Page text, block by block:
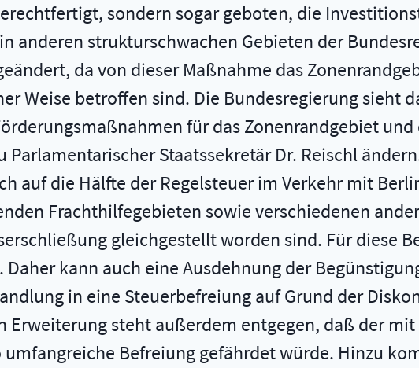
sondern sogar geboten, die
anderen strukturschwachen Gebieten der
da von dieser Maßnahme das
Weise betroffen sind. Die Bundesregierung sieht
für das Zonenrandgebiet
Staatssekretär Dr. Reischl
auf die Hälfte der Regelsteuer im Verkehr mit
Frachthilfegebieten sowie verschiedenen
gleichgestellt worden sind. Für diese
kann auch eine Ausdehnung der
in eine Steuerbefreiung auf Grund der
Erweiterung steht außerdem entgegen, daß der
Befreiung gefährdet würde. Hinzu